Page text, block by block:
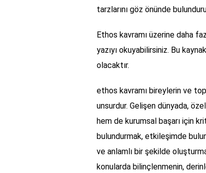
tarzlarını göz önünde
Ethos kavramı üzerine daha
yazıyı okuyabilirsiniz. Bu
olacaktır.
ethos kavramı bireylerin ve
unsurdur. Gelişen dünyada,
hem de kurumsal başarı için
bulundurmak, etkileşimde
ve anlamlı bir şekilde
konularda bilinçlenmenin,